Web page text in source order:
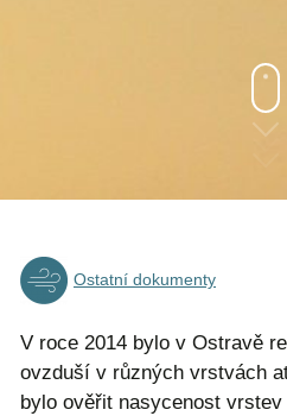
Ostatní dokumenty
V roce 2014 bylo v Ostravě
ovzduší v různých vrstvách
bylo ověřit nasycenost